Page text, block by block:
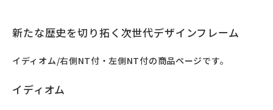
新たな歴史を切り拓く次世代デザインフレーム
イディオム/右側NT付・左側NT付の商品ページです。
イディオム